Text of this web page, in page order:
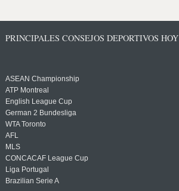
PRINCIPALES CONSEJOS DEPORTIVOS HOY
ASEAN Championship
ATP Montreal
English League Cup
German 2 Bundesliga
WTA Toronto
AFL
MLS
CONCACAF League Cup
Liga Portugal
Brazilian Serie A